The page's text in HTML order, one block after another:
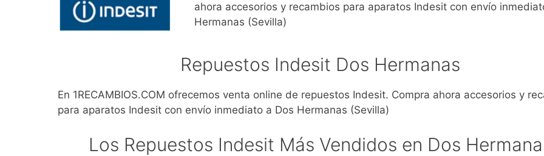
ahora accesorios y recambios para aparatos Indesit con envío
Hermanas (Sevilla)
Repuestos Indesit Dos Hermanas
En 1RECAMBIOS.COM ofrecemos venta online de repuestos Indesit. Compra ahora accesorios y
para aparatos Indesit con envío inmediato a Dos Hermanas (Sevilla)
Los Repuestos Indesit Más Vendidos en Dos